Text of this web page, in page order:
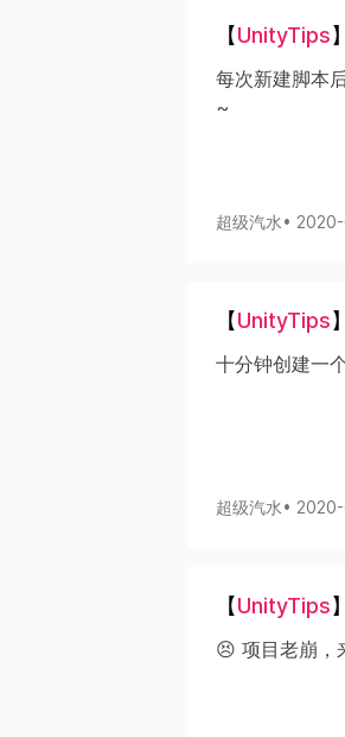
【UnityTips
每次新建脚本
~
超级汽水•
【UnityTips
十分钟创建一
超级汽水•
【UnityTips
😣 项目老崩，